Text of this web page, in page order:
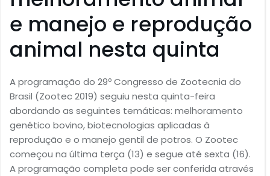
e manejo e reprodução
animal nesta quinta
A programação do 29º Congresso de Zootecnia do
Brasil (Zootec 2019) seguiu nesta quinta-feira
abordando as seguintes temáticas: melhoramento
genético bovino, biotecnologias aplicadas à
reprodução e o manejo gentil de potros. O Zootec
começou na última terça (13) e segue até sexta (16).
A programação completa pode ser conferida através